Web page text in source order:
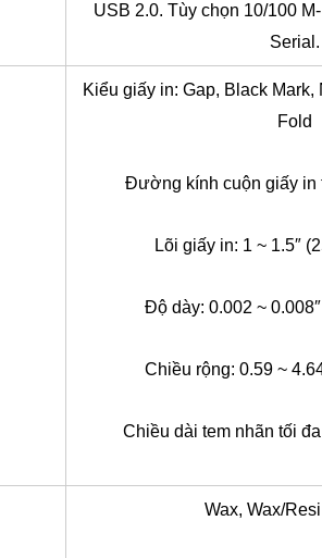
USB 2.0. Tùy chọn 10/100
Serial.
Kiểu giấy in:Gap, Black Mark,
Fold
Đường kính cuộn giấy in
Lõi giấy in: 1 ~ 1.5″
Độ dày: 0.002 ~
Chiều rộng: 0.59 ~
Chiều dài tem nhãn tối
Wax, Wax/